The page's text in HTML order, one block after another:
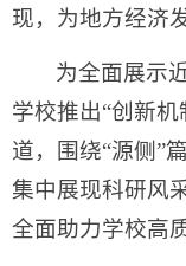
现，为地方经济
为全面展示
学校推出“创新
道，围绕“源侧”
集中展现科研风
全面助力学校高